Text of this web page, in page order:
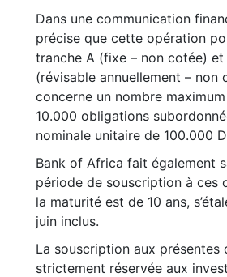
Dans une communication
précise que cette opération
tranche A (fixe – non cotée) et
(révisable annuellement – non
concerne un nombre
10.000 obligations
nominale unitaire de 100.000
Bank of Africa fait également
période de souscription à ces
la maturité est de 10 ans,
juin inclus.
La souscription aux présentes
strictement réservée aux